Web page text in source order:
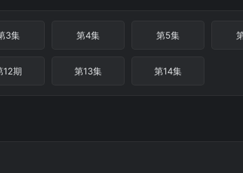
3集 第4集 第5集
12期 第13集 第14集